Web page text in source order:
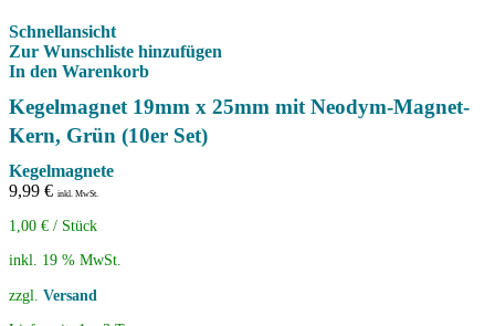
Schnellansicht
Zur Wunschliste hinzufügen
In den Warenkorb
Kegelmagnet 19mm x 25mm mit Neodym-Magnet-
Kern, Grün (10er Set)
Kegelmagnete
9,99 € inkl. MwSt.
1,00 € / Stück
inkl. 19 % MwSt.
zzgl. Versand